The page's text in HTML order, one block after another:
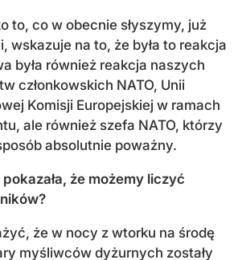
to, co w obecnie słyszymy, już
wskazuje na to, że była to reakcja
była również reakcja naszych
członkowskich NATO, Unii
Komisji Europejskiej w ramach
ale również szefa NATO, którzy
absolutnie poważny.
że możemy liczyć
że w nocy z wtorku na środę
myśliwców dyżurnych zostały